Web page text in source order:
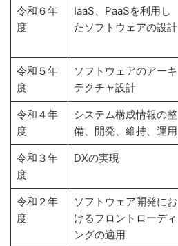
令和６年
度
IaaS、PaaSを利用し
たソフトウェアの設計
令和５年
度
ソフトウェアのアーキ
テクチャ設計
令和４年
度
システム構成情報の整
備、開発、維持、運用
令和３年
度
DXの実現
令和２年
度
ソフトウェア開発にお
けるフロントローディ
ングの適用